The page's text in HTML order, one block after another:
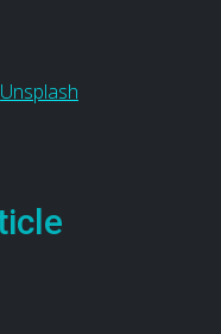
Unsplash